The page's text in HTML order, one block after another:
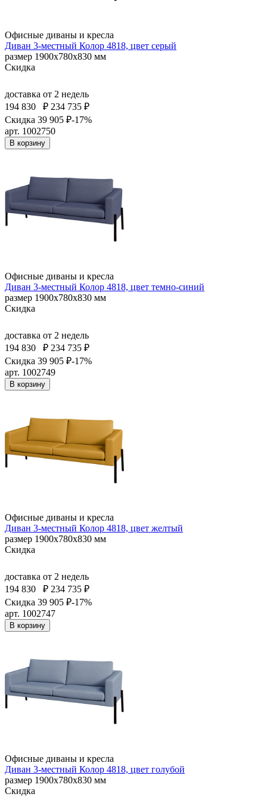
Офисные диваны и кресла
Диван 3-местный Колор 4818, цвет серый
размер 1900х780х830 мм
Скидка
доставка от 2 недель
194 830
₽ 234 735 ₽
Скидка 39 905 ₽-17%
арт. 1002750
В корзину
Офисные диваны и кресла
Диван 3-местный Колор 4818, цвет темно-синий
размер 1900х780х830 мм
Скидка
доставка от 2 недель
194 830
₽ 234 735 ₽
Скидка 39 905 ₽-17%
арт. 1002749
В корзину
Офисные диваны и кресла
Диван 3-местный Колор 4818, цвет желтый
размер 1900х780х830 мм
Скидка
доставка от 2 недель
194 830
₽ 234 735 ₽
Скидка 39 905 ₽-17%
арт. 1002747
В корзину
Офисные диваны и кресла
Диван 3-местный Колор 4818, цвет голубой
размер 1900х780х830 мм
Скидка